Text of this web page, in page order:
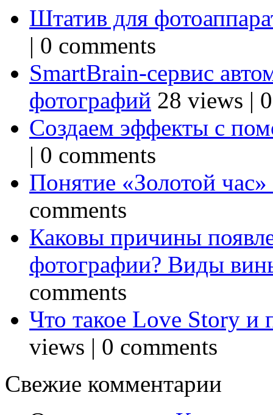
Штатив для
| 0 comments
SmartBrain-сервис
фотографий 28 views |
Создаем эффекты с
| 0 comments
Понятие «Золотой
comments
Каковы причины
фотографии? Виды
comments
Что такое Love Story и
views | 0 comments
Свежие комментарии